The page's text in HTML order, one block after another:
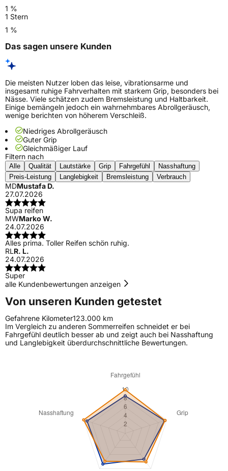
1 %
1 Stern
1 %
Das sagen unsere Kunden
Die meisten Nutzer loben das leise, vibrationsarme und
insgesamt ruhige Fahrverhalten mit starkem Grip, besonders bei
Nässe. Viele schätzen zudem Bremsleistung und Haltbarkeit.
Einige bemängeln jedoch ein wahrnehmbares Abrollgeräusch,
wenige berichten von höherem Verschleiß.
Niedriges Abrollgeräusch
Guter Grip
Gleichmäßiger Lauf
Filtern nach
Alle Qualität Lautstärke Grip Fahrgefühl
Nasshaftung
Preis-Leistung
Langlebigkeit Bremsleistung Verbrauch
MDMustafa D.
27.07.2026
Supa reifen
MWMarko W.
24.07.2026
Alles prima. Toller Reifen schön ruhig.
RLR. L.
24.07.2026
Super
alle Kundenbewertungen anzeigen
Von unseren Kunden getestet
Gefahrene Kilometer123.000 km
Im Vergleich zu anderen Sommerreifen schneidet er bei
Fahrgefühl deutlich besser ab und zeigt auch bei Nasshaftung
und Langlebigkeit überdurchschnittliche Bewertungen.